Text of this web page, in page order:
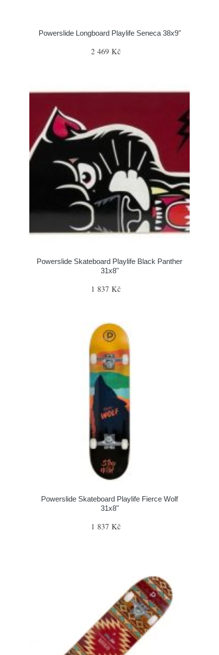
Powerslide Longboard Playlife Seneca 38x9"
2 469 Kč
Powerslide Skateboard Playlife Black Panther
31x8"
1 837 Kč
Powerslide Skateboard Playlife Fierce Wolf
31x8"
1 837 Kč